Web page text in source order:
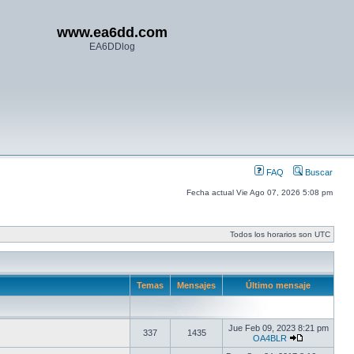
www.ea6dd.com
EA6DDlog
FAQ Buscar
Fecha actual Vie Ago 07, 2026 5:08 pm
Todos los horarios son UTC
Temas Mensajes Último mensaje
337 1435
Jue Feb 09, 2023 8:21 pm
OA4BLR